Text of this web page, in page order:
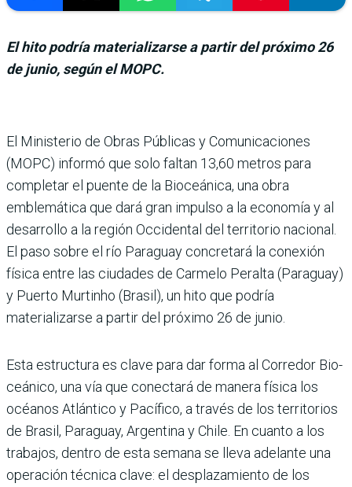
El hito podría materializarse a partir del próximo 26
de junio, según el MOPC.
El Ministerio de Obras Públicas y Comu­nicaciones
(MOPC) informó que solo faltan 13,60 metros para
completar el puente de la Bioceánica, una obra
emblemática que dará gran impulso a la economía y al
desarrollo a la región Occi­dental del territorio nacional.
El paso sobre el río Paraguay concretará la conexión
física entre las ciudades de Carmelo Peralta (Paraguay)
y Puerto Murtinho (Brasil), un hito que podría
materializarse a partir del próximo 26 de junio.
Esta estructura es clave para dar forma al Corredor Bio­
ceánico, una vía que conec­tará de manera física los
océanos Atlántico y Pacífico, a través de los territorios
de Brasil, Paraguay, Argentina y Chile. En cuanto a los
tra­bajos, dentro de esta semana se lleva adelante una
opera­ción técnica clave: el desplaza­miento de los